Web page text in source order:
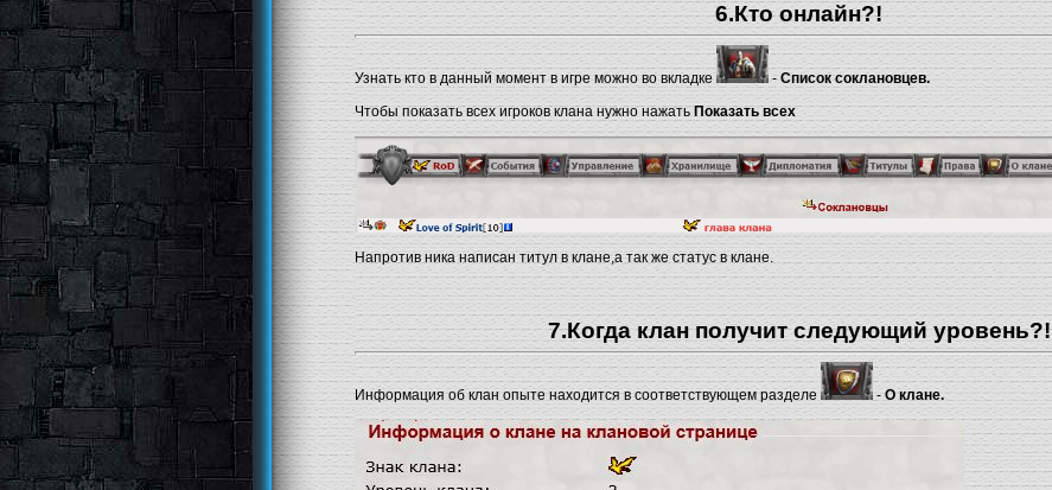
6.Кто онлайн?!
Узнать кто в данный момент в игре можно во вкладке -Список соклановцев.
Чтобы показать всех игроков клана нужно нажатьПоказать всех
Напротив ника написан титул в клане,а так же статус в клане.
7.Когда клан получит следующий уровень?!
Информация об клан опыте находится в соответствующем разделе - О клане.